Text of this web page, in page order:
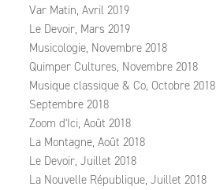
Var Matin, Avril 2019
Le Devoir, Mars 2019
Musicologie, Novembre 2018
Quimper Cultures, Novembre 2018
Musique classique & Co, Octobre 2018
Septembre 2018
Zoom d'Ici, Août 2018
La Montagne, Août 2018
Le Devoir, Juillet 2018
La Nouvelle République, Juillet 2018